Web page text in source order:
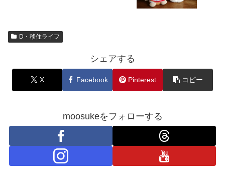
D・移住ライフ
シェアする
X Facebook Pinterest コピー
moosukeをフォローする